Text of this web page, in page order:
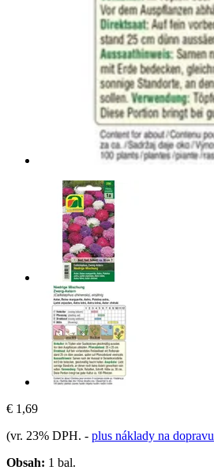
€ 1,69
(vr. 23% DPH. - plus náklady na dopravu
Obsah: 1 bal.